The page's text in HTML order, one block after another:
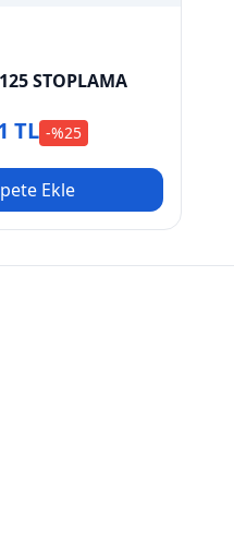
STOPLAMA
TL -%25
Ekle